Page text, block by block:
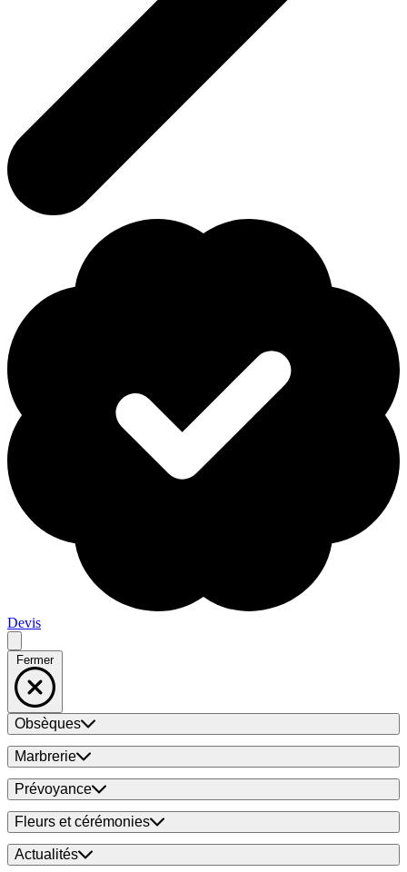
Devis
Fermer
Obsèques
Marbrerie
Prévoyance
Fleurs et cérémonies
Actualités